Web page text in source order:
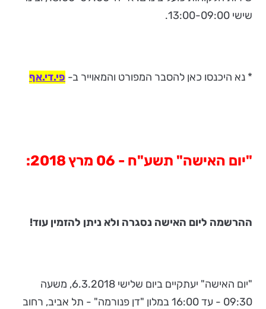
שישי 13:00-09:00.
* נא היכנסו כאן להסבר המפורט והמאוייר ב- פי.די.אף
"יום האישה" תשע"ח - 06 מרץ 2018 :
ההרשמה ליום האישה נסגרה ולא ניתן להזמין עוד!
"יום האישה" יעתקיים ביום שלישי 6.3.2018, משעה
09:30 - עד 16:00 במלון "דן פנורמה" - תל אביב, רחוב